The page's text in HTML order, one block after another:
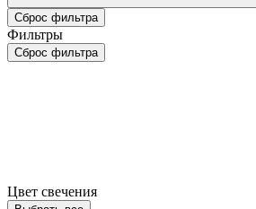
Сброс фильтра
Фильтры
Сброс фильтра
Цвет свечения